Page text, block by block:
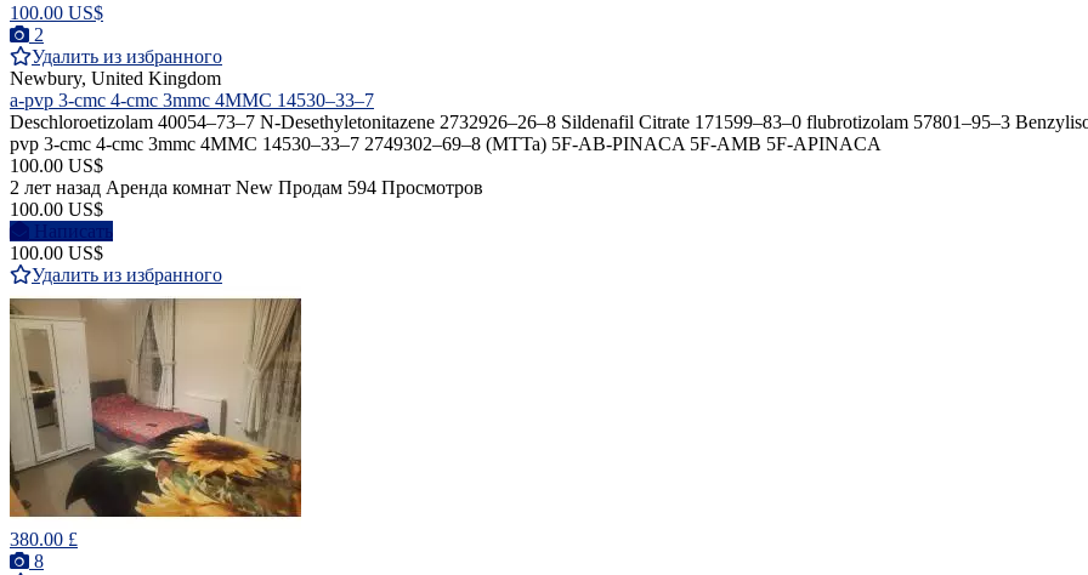
100.00 US$
2
Удалить из избранного
Newbury, United Kingdom
a-pvp 3-cmc 4-cmc 3mmc 4MMC 14530–33–7
Deschloroetizolam 40054–73–7 N-Desethyletonitazene 2732926–26–8 Sildenafil Citrate 171599–83–0 flubrotizolam 57801–95–3
pvp 3-cmc 4-cmc 3mmc 4MMC 14530–33–7 2749302–69–8 (MTTa) 5F-AB-PINACA 5F-AMB 5F-APINACA
100.00 US$
2 лет назад Аренда комнат New Продам 594 Просмотров
100.00 US$
Написать
100.00 US$
Удалить из избранного
380.00 £
8